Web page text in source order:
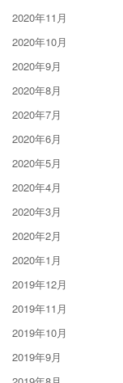
2020年11月
2020年10月
2020年9月
2020年8月
2020年7月
2020年6月
2020年5月
2020年4月
2020年3月
2020年2月
2020年1月
2019年12月
2019年11月
2019年10月
2019年9月